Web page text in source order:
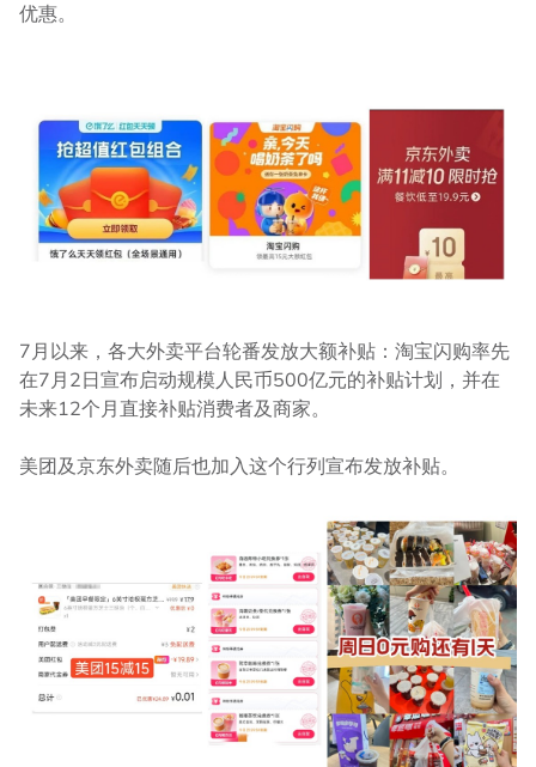
优惠。
7月以来，各大外卖平台轮番发放大额补贴：淘宝闪购率先
在7月2日宣布启动规模人民币500亿元的补贴计划，并在
未来12个月直接补贴消费者及商家。
美团及京东外卖随后也加入这个行列宣布发放补贴。